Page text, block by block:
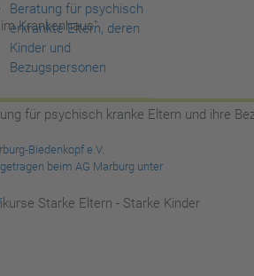
Krankenhaus"
für psychisch kranke Eltern und ihre
Starke Eltern - Starke Kinder
Beratung für psychisch
erkrankte Eltern, deren
Kinder und
Bezugspersonen
Biedenkopf e.V.
beim AG Marburg unter